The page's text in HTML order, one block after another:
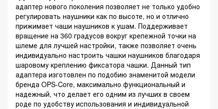
адаптер нового поколения позволяет не только удобно
регулировать наушники как по высоте, но и отлично
прижимает чаши наушников к ушам. Поддерживает
вращение на 360 градусов вокруг крепежной точки на
шлеме для лучшей настройки, также позволяет очень
индивидуально настроить чашки наушников благодаря
шаровому креплению фиксатора чашки. Данный тип
адаптера изготовлен по подобию знаменитой модели
бренда OPS-Core, максимально функциональный и
надежный, что делает его одним из лучших в своем
роде по удобству использования и индивидуальной